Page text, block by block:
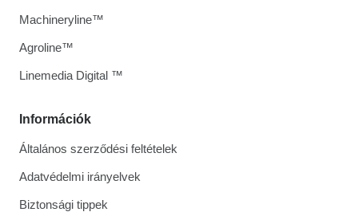
Információk
Általános szerződési feltételek
Adatvédelmi irányelvek
Biztonsági tippek
Machineryline™
Agroline™
Linemedia Digital ™